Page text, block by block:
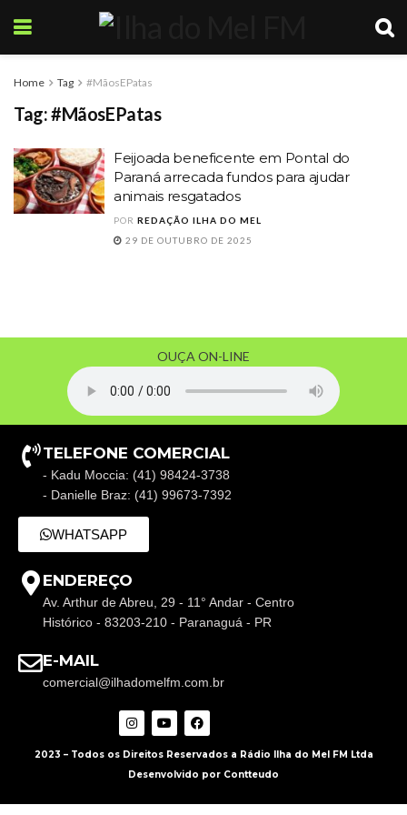
Home Tag #MãosEPatas
Tag:#MãosEPatas
Feijoada beneficente em Pontal do
Paraná arrecada fundos para ajudar
animais resgatados
POR REDAÇÃO ILHA DO MEL
29 DE OUTUBRO DE 2025
OUÇA ON-LINE
TELEFONE COMERCIAL
- Kadu Moccia: (41) 98424-3738
- Danielle Braz: (41) 99673-7392
WHATSAPP
ENDEREÇO
Av. Arthur de Abreu, 29 - 11° Andar - Centro
Histórico - 83203-210 - Paranaguá - PR
E-MAIL
comercial@ilhadomelfm.com.br
2023 – Todos os Direitos Reservados a Rádio Ilha do Mel FM Ltda
Desenvolvido por Contteudo